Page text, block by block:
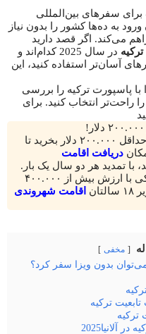
سفرهای بین‌المللی
به ده‌ها کشور را بدون نیاز
می‌کند. اگر قصد دارید
در سال 2025 کدام‌اند و
آسان‌تر استفاده کنید، این
با پاسپورت ترکیه را بررسی
راحت‌تر انتخاب کنید. برای
برای اقامت نیاز دارید ملکی با ارزش حداقل ۲۰۰.۰۰۰ دلار بخرید تا
دریافت اقامت
با تمدید هر دو سال یک بار.
برای شهروندی ترکیه، کافی است ملکی با ارزش بیش از ۴۰۰.۰۰۰
اقامت شهروندی
مخفی
بدون ویزا سفر کرد؟
ترکیه
ترکیه
آلانیا2025